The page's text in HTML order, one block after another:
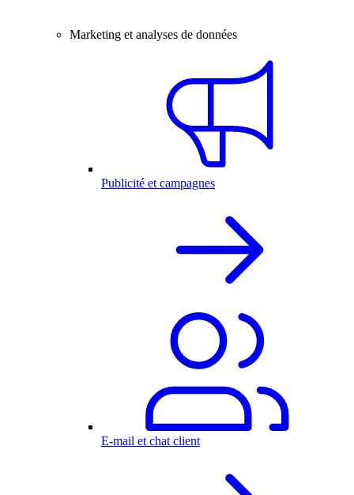
Marketing et analyses de données
Publicité et campagnes
E-mail et chat client